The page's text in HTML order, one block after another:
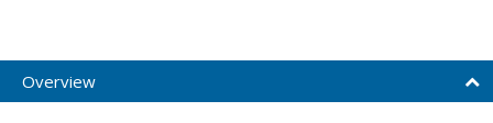
Overview